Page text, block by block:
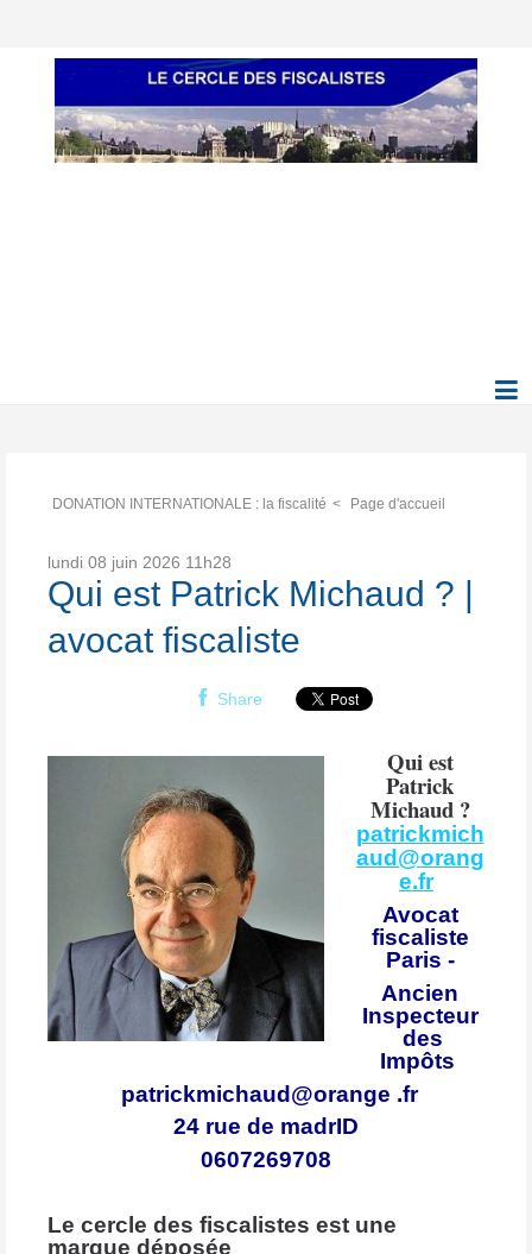
DONATION INTERNATIONALE : la fiscalité Page d'accueil
lundi 08 juin 2026 11h28
Qui est Patrick Michaud ? |
avocat fiscaliste
Share
Qui est
Patrick
Michaud ?
patrickmich
aud@orang
e.fr
Avocat
fiscaliste
Paris -
Ancien
Inspecteur
des
Impôts
patrickmichaud@orange .fr
24 rue de madrID
0607269708
Le cercle des fiscalistes est une
marque déposée